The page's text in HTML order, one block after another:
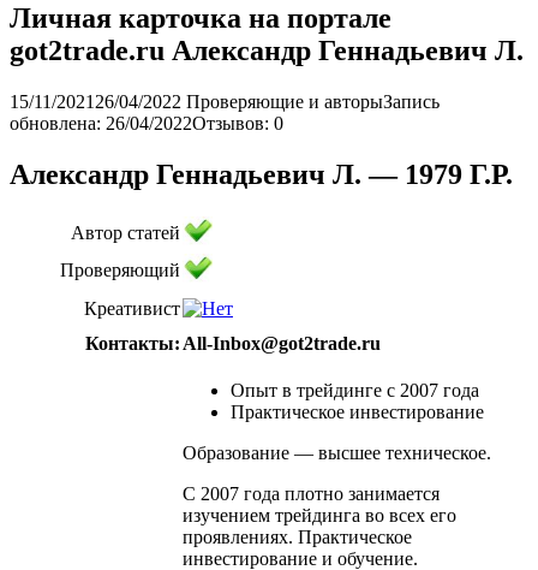
Личная карточка на портале
got2trade.ru Александр Геннадьевич Л.
15/11/2021 26/04/2022 Проверяющие и авторыЗапись
обновлена: 26/04/2022Отзывов: 0
Александр Геннадьевич Л. — 1979 Г.Р.
Автор статей
Проверяющий
Креативист
Контакты: All-Inbox@got2trade.ru
Опыт в трейдинге с 2007 года
Практическое инвестирование
Образование — высшее техническое.
С 2007 года плотно занимается
изучением трейдинга во всех его
проявлениях. Практическое
инвестирование и обучение.